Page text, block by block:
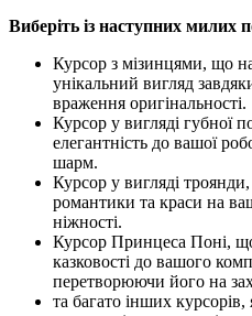
Виберіть із наступних милих
Курсор з мізинцями, що
унікальний вигляд
враження оригінальності.
Курсор у вигляді губної
елегантність до вашої
шарм.
Курсор у вигляді
романтики та краси на
ніжності.
Курсор Принцеса Поні,
казковості до вашого
перетворюючи його на
та багато інших курсорів,